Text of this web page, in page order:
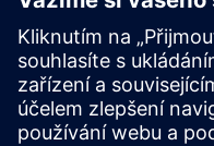
Wirepas
Nasazujte cenově